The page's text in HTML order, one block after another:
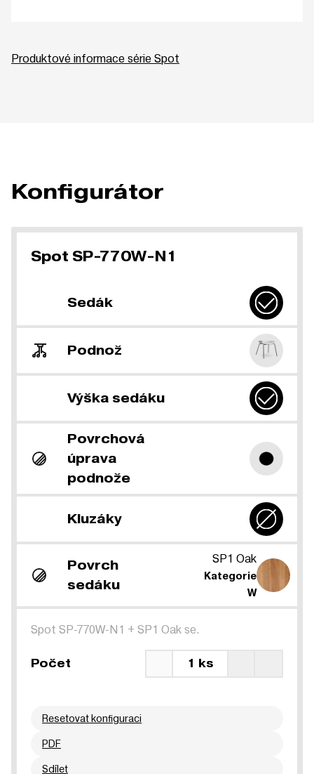
Produktové informace série Spot
Konfigurátor
Spot SP-770W-N1
Sedák
Podnož
Výška sedáku
Povrchová
úprava
podnože
Kluzáky
Povrch
sedáku
SP1 Oak
Kategorie
W
Spot SP-770W-N1 + SP1 Oak se.
Počet 1 ks
Resetovat konfiguraci
PDF
Sdílet